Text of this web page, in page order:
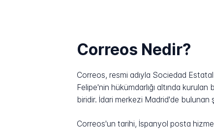
Correos Nedir?
Correos, resmi adıyla Sociedad
Felipe'nin hükümdarlığı altında
biridir. İdari merkezi Madrid'de
Correos'un tarihi, İspanyol posta